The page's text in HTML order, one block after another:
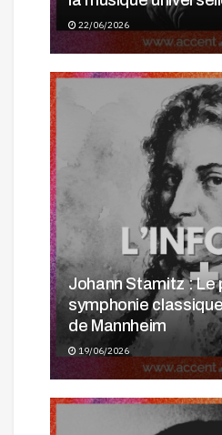
22/06/2026
Johann Stamitz : Le
symphonie
de Mannheim
19/06/2026